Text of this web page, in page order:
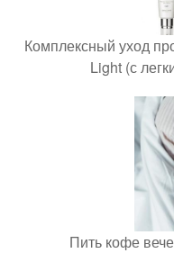
Комплексный уход
Light (с
Пить кофе